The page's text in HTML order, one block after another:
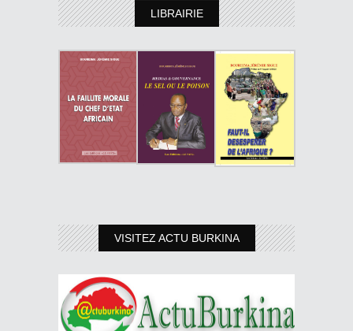
LIBRAIRIE
VISITEZ ACTU BURKINA